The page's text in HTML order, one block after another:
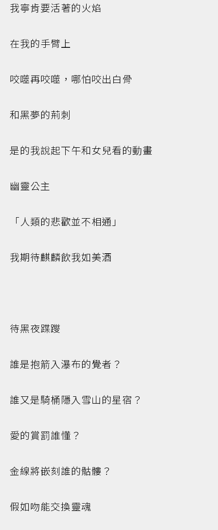
我寧肯要活著的火焰
在我的手臂上
咬噬再咬噬，哪怕咬出白骨
和黑夢的荊刺
是的我說起下午和女兒看的動畫
幽靈公主
「人類的悲歡並不相通」
我期待麒麟飲我如美酒
待黑夜蹀躞
誰是抱箭入瀑布的覺者？
誰又是騎桶隱入雪山的星宿？
愛的賞罰誰懂？
金線將嵌刻誰的骷髏？
假如吻能交換靈魂